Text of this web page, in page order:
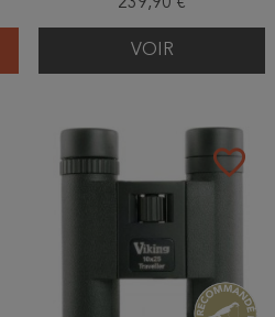
intégré
239,90 €
VOIR
favorite_border